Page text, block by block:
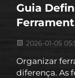
Guia
2026-01-05
Organizar
diferença. As